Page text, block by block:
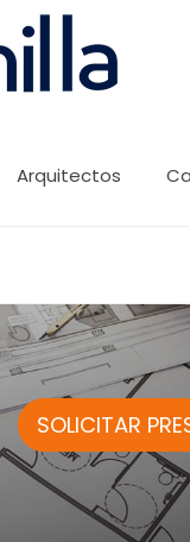
Arquitectos
SOLICITAR